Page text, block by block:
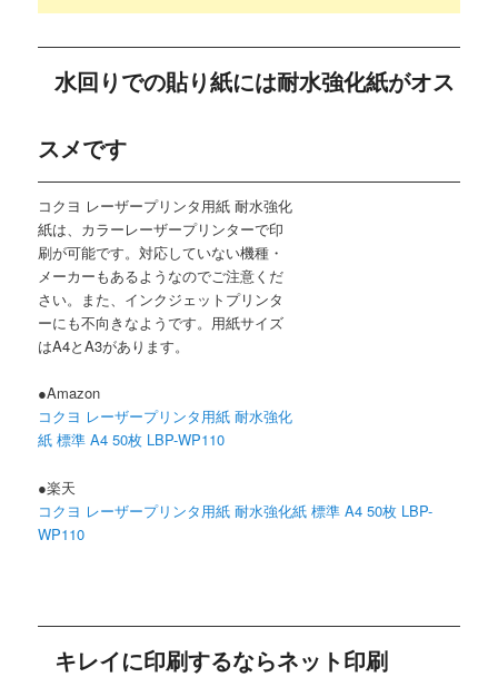
水回りでの貼り紙には耐水強化紙がオス
スメです
コクヨ レーザープリンタ用紙 耐水強化
紙は、カラーレーザープリンターで印
刷が可能です。対応していない機種・
メーカーもあるようなのでご注意くだ
さい。また、インクジェットプリンタ
ーにも不向きなようです。用紙サイズ
はA4とA3があります。
●Amazon
コクヨ レーザープリンタ用紙 耐水強化
紙 標準 A4 50枚 LBP-WP110
●楽天
コクヨ レーザープリンタ用紙 耐水強化紙 標準 A4 50枚 LBP-
WP110
キレイに印刷するならネット印刷